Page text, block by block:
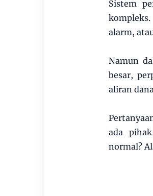
Sistem
alarm,
Namun
besar,
aliran
ada
normal?